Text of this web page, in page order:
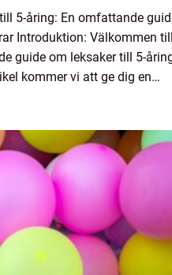
5-åring: En omfattande
Introduktion: Välkommen
guide om leksaker till 5-
kommer vi att ge dig en